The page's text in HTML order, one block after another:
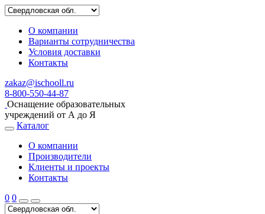
О компании
Варианты сотрудничества
Условия доставки
Контакты
zakaz@ischooll.ru
8-800-550-44-87
Оснащение образовательных
учреждений от А до Я
Каталог
О компании
Производители
Клиенты и проекты
Контакты
0 0